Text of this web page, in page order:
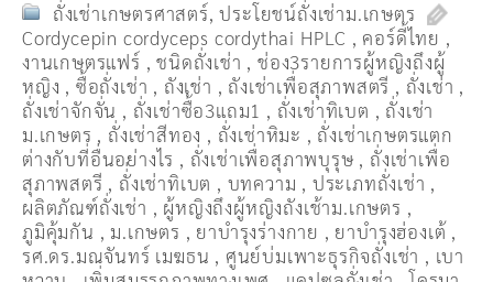
ถั่งเช่าเกษตรศาสตร์,ประโยชน์ถั่งเช่าม.เกษตร
Cordycepin cordyceps cordythai HPLC , คอร์ดี้ไทย ,
งานเกษตรแฟร์ ,ชนิดถั่งเช่า ,ช่อง3รายการผู้หญิงถึงผู้
หญิง , ซื้อถั่งเช่า , ถังเช่า , ถังเช่าเพื่อสุภาพสตรี , ถั่งเช่า ,
ถั่งเช่าจักจั่น , ถั่งเช่าซื้อ3แถม1 , ถั่งเช่าทิเบต , ถั่งเช่า
ม.เกษตร , ถั่งเช่าสีทอง , ถั่งเช่าหิมะ , ถั่งเช่าเกษตรแตก
ต่างกับที่อื่นอย่างไร , ถั่งเช่าเพื่อสุภาพบุรุษ , ถั่งเช่าเพื่อ
สุภาพสตรี , ถั่่งเช่าทิเบต , บทความ , ประเภทถั่งเช่า ,
ผลิตภัณฑ์ถั่งเช่า , ผู้หญิงถึงผู้หญิงถังเช้าม.เกษตร ,
ภูมิคุ้มกัน ,ม.เกษตร , ยาบำรุงร่างกาย , ยาบำรุงฮ่องเต้ ,
รศ.ดร.มณจันทร์ เมฆธน , ศูนย์บ่มเพาะธุรกิจถั่งเช่า , เบา